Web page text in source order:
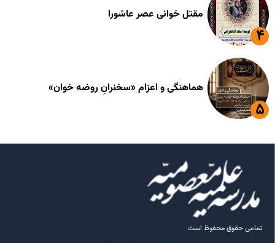
مقتل خوانی عصر عاشورا
هماهنگی و اعزام «سخنرانِ روضه خوان»
تمامی حقوق محفوظ است